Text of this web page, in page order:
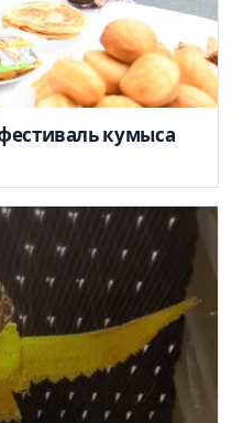
кумыса